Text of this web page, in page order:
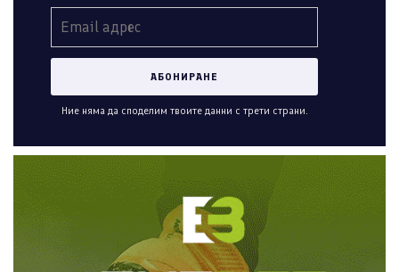
Ние няма да споделим твоите данни с трети страни.